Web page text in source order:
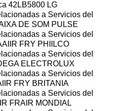
42LB5800 LG
a Servicios del
DE SOM PULSE
a Servicios del
FRY PHIILCO
a Servicios del
ELECTROLUX
a Servicios del
FRY BRITANIA
a Servicios del
FRAIR MONDIAL